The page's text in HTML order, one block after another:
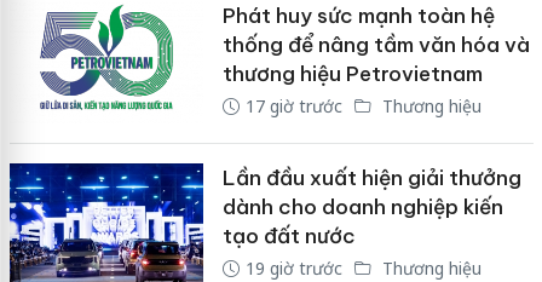
Phát huy sức mạnh toàn hệ
thống để nâng tầm văn hóa và
thương hiệu Petrovietnam
17 giờ trước Thương hiệu
Lần đầu xuất hiện giải thưởng
dành cho doanh nghiệp kiến
tạo đất nước
19 giờ trước Thương hiệu